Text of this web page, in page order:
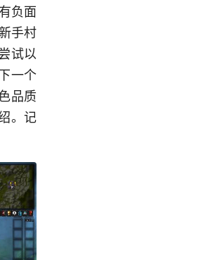
负面
手村
试以
一个
品质
。记